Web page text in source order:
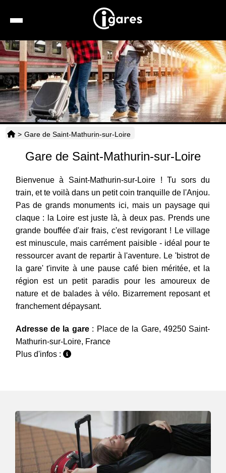
Recherche
Location de voiture
Hôtels
Taxis
> Gare de Saint-Mathurin-sur-Loire
Gare de Saint-Mathurin-sur-Loire
Bienvenue à Saint-Mathurin-sur-Loire ! Tu sors du
train, et te voilà dans un petit coin tranquille de l'Anjou.
Pas de grands monuments ici, mais un paysage qui
claque : la Loire est juste là, à deux pas. Prends une
grande bouffée d'air frais, c'est revigorant ! Le village
est minuscule, mais carrément paisible - idéal pour te
ressourcer avant de repartir à l'aventure. Le 'bistrot de
la gare' t'invite à une pause café bien méritée, et la
région est un petit paradis pour les amoureux de
nature et de balades à vélo. Bizarrement reposant et
franchement dépaysant.
Adresse de la gare : Place de la Gare, 49250 Saint-
Mathurin-sur-Loire, France
Plus d'infos :